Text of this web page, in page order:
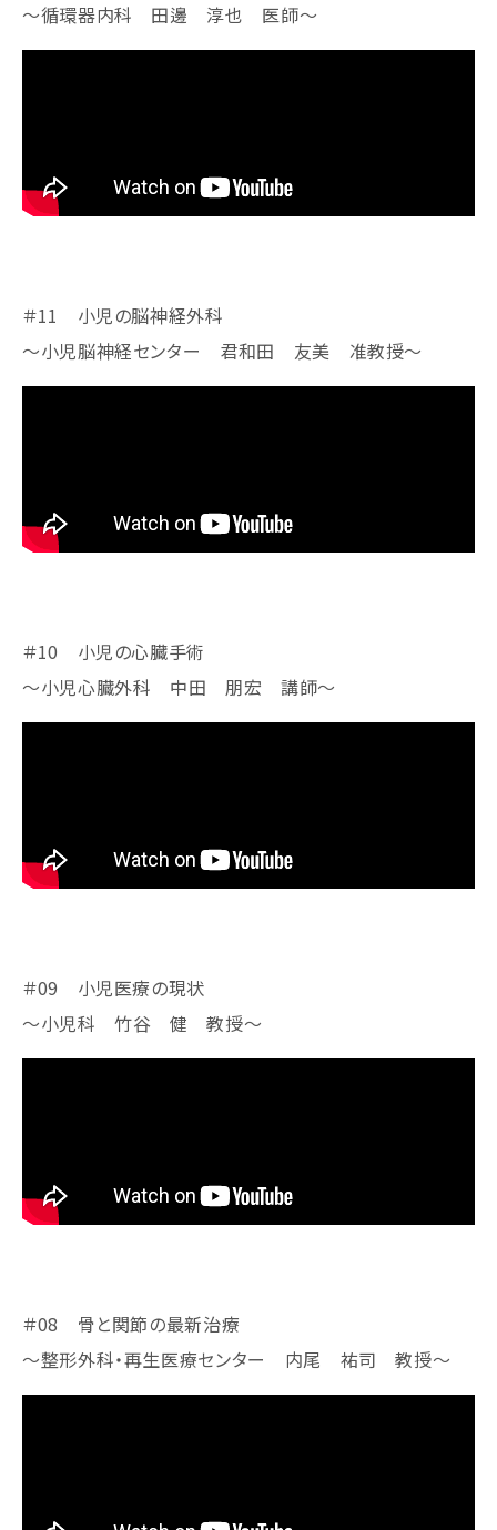
～循環器内科 田邊 淳也 医師～
＃11 小児の脳神経外科
～小児脳神経センター 君和田 友美 准教授～
＃10 小児の心臓手術
～小児心臓外科 中田 朋宏 講師～
＃09 小児医療の現状
～小児科 竹谷 健 教授​​​​​～
＃08 骨と関節の最新治療
～整形外科・再生医療センター 内尾 祐司 教授​​​​​～